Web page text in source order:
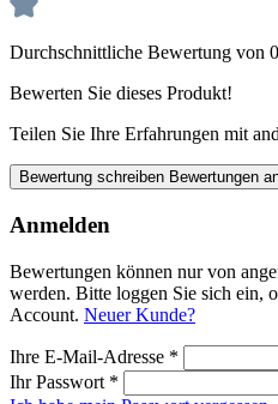
Durchschnittliche Bewertung von
Bewerten Sie dieses Produkt!
Teilen Sie Ihre Erfahrungen mit
Bewertung schreiben Bewertungen
Anmelden
Bewertungen können nur von
werden. Bitte loggen Sie sich ein,
Account. Neuer Kunde?
Ihre E-Mail-Adresse *
Ihr Passwort *